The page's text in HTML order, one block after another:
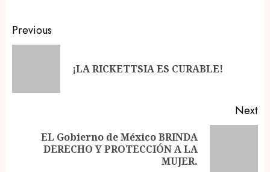
Post
Previous
¡LA RICKETTSIA ES CURABLE!
Next
EL Gobierno de México BRINDA
DERECHO Y PROTECCIÓN A LA
MUJER.